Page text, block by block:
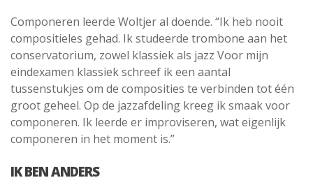
Componeren leerde Woltjer al doende. “Ik heb nooit
compositieles gehad. Ik studeerde trombone aan het
conservatorium, zowel klassiek als jazz Voor mijn
eindexamen klassiek schreef ik een aantal
tussenstukjes om de composities te verbinden tot één
groot geheel. Op de jazzafdeling kreeg ik smaak voor
componeren. Ik leerde er improviseren, wat eigenlijk
componeren in het moment is.”
IK BEN ANDERS